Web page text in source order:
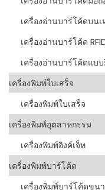
เครื่องอ่านบาร์โค้ดบนเ
เครื่องอ่านบาร์โค้ด
เครื่องอ่านบาร์โค้ดแบ
เครื่องพิมพ์ใบเสร็จ
เครื่องพิมพ์ใบเสร็จ
เครื่องพิมพ์อุตสาหกรรม
เครื่องพิมพ์อิงค์เจ็ท
เครื่องพิมพ์บาร์โค้ด
เครื่องพิมพ์บาร์โค้ดขน